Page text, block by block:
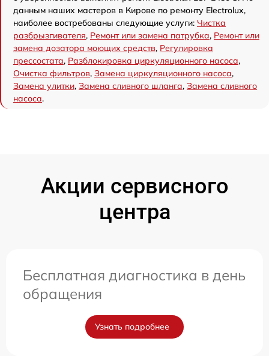
данным наших мастеров в Кирове по ремонту Electrolux,
наиболее востребованы следующие услуги: Чистка
разбрызгивателя, Ремонт или замена патрубка, Ремонт или
замена дозатора моющих средств, Регулировка
прессостата, Разблокировка циркуляционного насоса,
Очистка фильтров, Замена циркуляционного насоса,
Замена улитки, Замена сливного шланга, Замена сливного
насоса.
Акции сервисного
центра
Бесплатная диагностика в день
обращения
Узнать подробнее